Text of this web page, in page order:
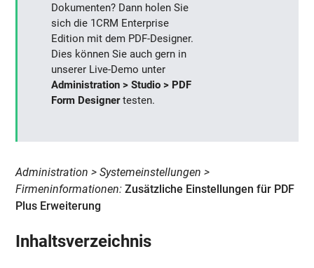
Dokumenten? Dann holen Sie
sich die 1CRM Enterprise
Edition mit dem PDF-Designer.
Dies können Sie auch gern in
unserer Live-Demo unter
Administration > Studio > PDF
Form Designertesten.
Administration > Systemeinstellungen >
Firmeninformationen: Zusätzliche Einstellungen für PDF
Plus Erweiterung
Inhaltsverzeichnis